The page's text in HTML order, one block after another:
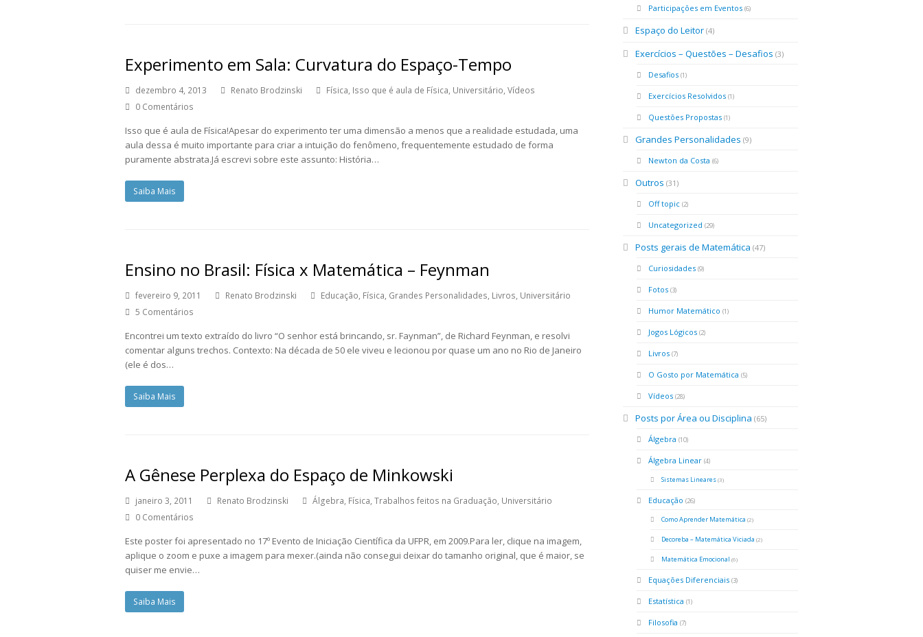
Experimento em Sala: Curvatura do Espaço-Tempo
dezembro 4, 2013 Renato Brodzinski Física, Isso que é aula de Física, Universitário, Vídeos
0 Comentários
Isso que é aula de Física!Apesar do experimento ter uma dimensão a menos que a realidade estudada, uma
aula dessa é muito importante para criar a intuição do fenômeno, frequentemente estudado de forma
puramente abstrata.Já escrevi sobre este assunto: História…
Saiba Mais
Ensino no Brasil: Física x Matemática – Feynman
fevereiro 9, 2011 Renato Brodzinski Educação, Física, Grandes Personalidades, Livros, Universitário
5 Comentários
Encontrei um texto extraído do livro “O senhor está brincando, sr. Faynman”, de Richard Feynman, e resolvi
comentar alguns trechos. Contexto: Na década de 50 ele viveu e lecionou por quase um ano no Rio de Janeiro
(ele é dos…
Saiba Mais
A Gênese Perplexa do Espaço de Minkowski
janeiro 3, 2011 Renato Brodzinski Álgebra, Física, Trabalhos feitos na Graduação, Universitário
0 Comentários
Este poster foi apresentado no 17º Evento de Iniciação Científica da UFPR, em 2009.Para ler, clique na imagem,
aplique o zoom e puxe a imagem para mexer.(ainda não consegui deixar do tamanho original, que é maior, se
quiser me envie…
Saiba Mais
Participações em Eventos (6)
Espaço do Leitor (4)
Exercícios – Questões – Desafios (3)
Desafios (1)
Exercícios Resolvidos (1)
Questões Propostas (1)
Grandes Personalidades (9)
Newton da Costa (6)
Outros (31)
Off topic (2)
Uncategorized (29)
Posts gerais de Matemática (47)
Curiosidades (9)
Fotos (3)
Humor Matemático (1)
Jogos Lógicos (2)
Livros (7)
O Gosto por Matemática (5)
Vídeos (28)
Posts por Área ou Disciplina (65)
Álgebra (10)
Álgebra Linear (4)
Sistemas Lineares (3)
Educação (26)
Como Aprender Matemática (2)
Decoreba – Matemática Viciada (2)
Matemática Emocional (6)
Equações Diferenciais (3)
Estatística (1)
Filosofia (7)